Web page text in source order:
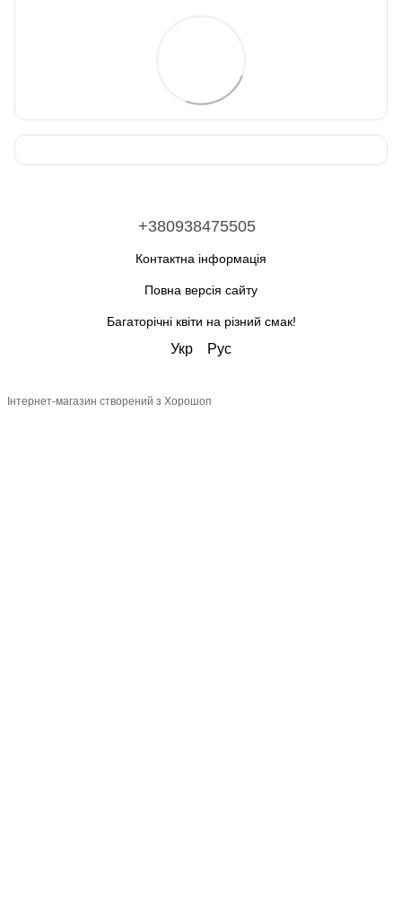
+380938475505
Контактна інформація
Повна версія сайту
Багаторічні квіти на різний смак!
Укр Рус
Інтернет-магазин створений з Хорошоп